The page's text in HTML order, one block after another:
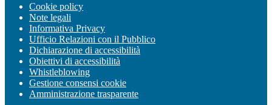
Cookie policy
Note legali
Informativa Privacy
Ufficio Relazioni con il Pubblico
Dichiarazione di accessibilità
Obiettivi di accessibilità
Whistleblowing
Gestione consensi cookie
Amministrazione trasparente